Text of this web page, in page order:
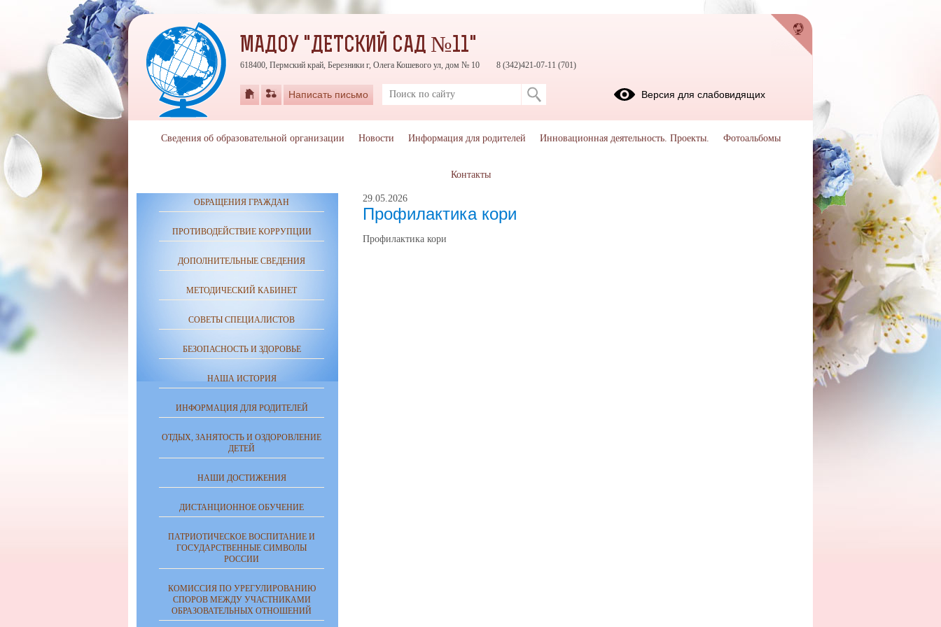
Публикации за Май 2026
29.05.2026
Профилактика кори
Профилактика кори
ОБРАЩЕНИЯ ГРАЖДАН
ПРОТИВОДЕЙСТВИЕ КОРРУПЦИИ
ДОПОЛНИТЕЛЬНЫЕ СВЕДЕНИЯ
МЕТОДИЧЕСКИЙ КАБИНЕТ
СОВЕТЫ СПЕЦИАЛИСТОВ
БЕЗОПАСНОСТЬ И ЗДОРОВЬЕ
НАША ИСТОРИЯ
ИНФОРМАЦИЯ ДЛЯ РОДИТЕЛЕЙ
ОТДЫХ, ЗАНЯТОСТЬ И ОЗДОРОВЛЕНИЕ
ДЕТЕЙ
НАШИ ДОСТИЖЕНИЯ
ДИСТАНЦИОННОЕ ОБУЧЕНИЕ
ПАТРИОТИЧЕСКОЕ ВОСПИТАНИЕ И
ГОСУДАРСТВЕННЫЕ СИМВОЛЫ
РОССИИ
КОМИССИЯ ПО УРЕГУЛИРОВАНИЮ
СПОРОВ МЕЖДУ УЧАСТНИКАМИ
ОБРАЗОВАТЕЛЬНЫХ ОТНОШЕНИЙ
МАДОУ "ДЕТСКИЙ САД №11"
618400, Пермский край, Березники г, Олега Кошевого ул, дом № 10 8 (342)421-07-11 (701)
Написать письмо Версия для слабовидящих
Сведения об образовательной организации Новости Информация для родителей Инновационная деятельность. Проекты. Фотоальбомы
Контакты